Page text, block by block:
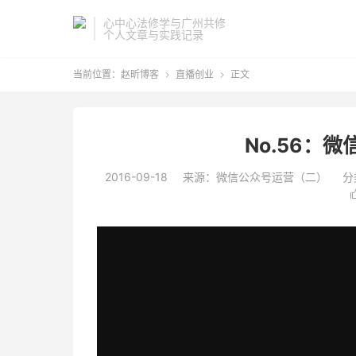
心中心法修学与广州共修
个人文章与实践记录
当前位置： 赵昕博客  直播创业  正文
No.56：微
2016-09-18 来源：微信公众号运营（二）